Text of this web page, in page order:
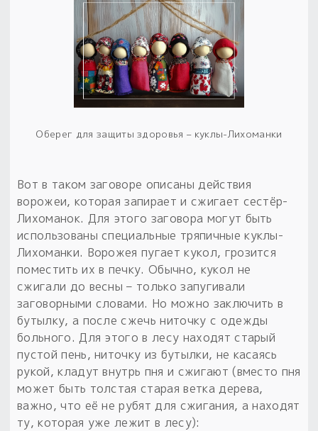
Оберег для защиты здоровья – куклы-Лихоманки
Вот в таком заговоре описаны действия
ворожеи, которая запирает и сжигает сестёр-
Лихоманок. Для этого заговора могут быть
использованы специальные тряпичные куклы-
Лихоманки. Ворожея пугает кукол, грозится
поместить их в печку. Обычно, кукол не
сжигали до весны – только запугивали
заговорными словами. Но можно заключить в
бутылку, а после сжечь ниточку с одежды
больного. Для этого в лесу находят старый
пустой пень, ниточку из бутылки, не касаясь
рукой, кладут внутрь пня и сжигают (вместо пня
может быть толстая старая ветка дерева,
важно, что её не рубят для сжигания, а находят
ту, которая уже лежит в лесу):